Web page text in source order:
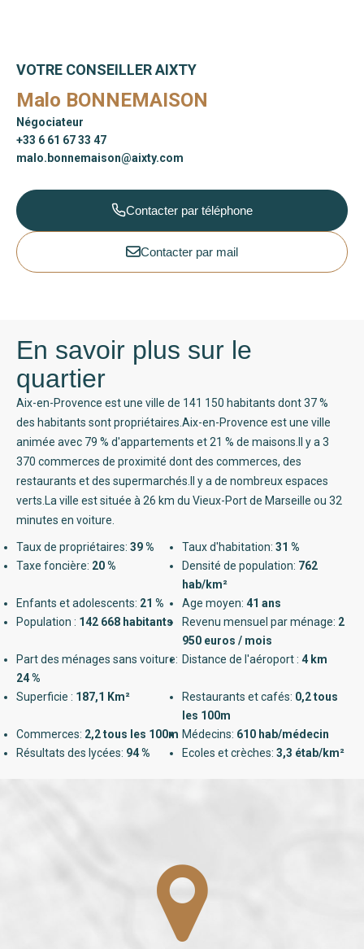
VOTRE CONSEILLER AIXTY
Malo BONNEMAISON
Négociateur
+33 6 61 67 33 47
malo.bonnemaison@aixty.com
Contacter par téléphone
Contacter par mail
En savoir plus sur le
quartier
Aix-en-Provence est une ville de 141 150 habitants dont 37 %
des habitants sont propriétaires.Aix-en-Provence est une ville
animée avec 79 % d'appartements et 21 % de maisons.Il y a 3
370 commerces de proximité dont des commerces, des
restaurants et des supermarchés.Il y a de nombreux espaces
verts.La ville est située à 26 km du Vieux-Port de Marseille ou 32
minutes en voiture.
Taux de propriétaires: 39 % Taux d'habitation: 31 %
Taxe foncière: 20 % Densité de population: 762
hab/km²
Enfants et adolescents: 21 % Age moyen: 41 ans
Population : 142 668 habitants Revenu mensuel par ménage: 2
950 euros / mois
Part des ménages sans voiture:
24 %
Distance de l'aéroport : 4 km
Superficie : 187,1 Km² Restaurants et cafés: 0,2 tous
les 100m
Commerces: 2,2 tous les 100m Médecins: 610 hab/médecin
Résultats des lycées: 94 % Ecoles et crèches: 3,3 étab/km²